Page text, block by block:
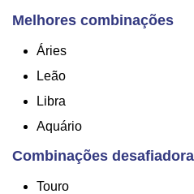
Melhores combinações
Áries
Leão
Libra
Aquário
Combinações
Touro